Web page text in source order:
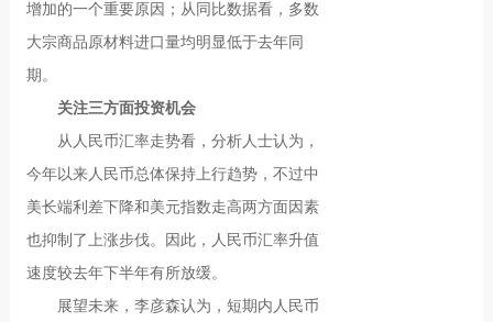
增加的一个重要原因；从同比数据看，多数
大宗商品原材料进口量均明显低于去年同
期。
关注三方面投资机会
从人民币汇率走势看，分析人士认为，
今年以来人民币总体保持上行趋势，不过中
美长端利差下降和美元指数走高两方面因素
也抑制了上涨步伐。因此，人民币汇率升值
速度较去年下半年有所放缓。
展望未来，李彦森认为，短期内人民币